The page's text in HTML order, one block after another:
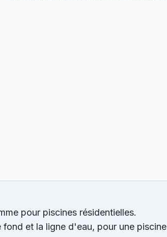
pour piscines résidentielles.
et la ligne d'eau, pour une piscine